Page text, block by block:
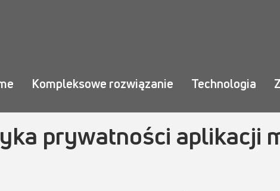
Kompleksowe rozwiązanie Technologia
prywatności aplikacji